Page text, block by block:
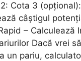
Cota 3
câștigul
– Calculează
Dacă vrei
un pariu,